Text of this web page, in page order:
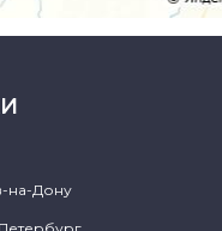
на-Дону